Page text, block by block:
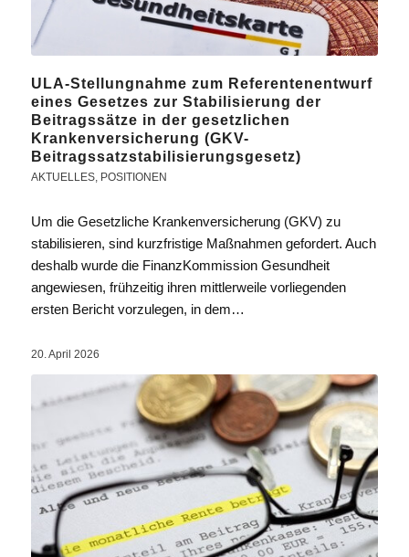
ULA-Stellungnahme zum Referentenentwurf
eines Gesetzes zur Stabilisierung der
Beitragssätze in der gesetzlichen
Krankenversicherung (GKV-
Beitragssatzstabilisierungsgesetz)
AKTUELLES, POSITIONEN
Um die Gesetzliche Krankenversicherung (GKV) zu
stabilisieren, sind kurzfristige Maßnahmen gefordert. Auch
deshalb wurde die FinanzKommission Gesundheit
angewiesen, frühzeitig ihren mittlerweile vorliegenden
ersten Bericht vorzulegen, in dem…
20. April 2026